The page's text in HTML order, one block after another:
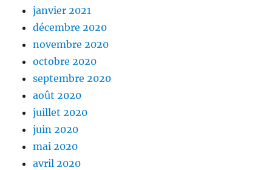
janvier 2021
décembre 2020
novembre 2020
octobre 2020
septembre 2020
août 2020
juillet 2020
juin 2020
mai 2020
avril 2020